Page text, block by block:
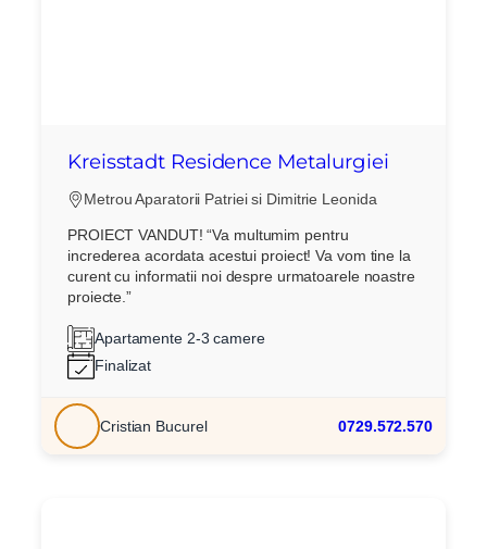
Kreisstadt Residence Metalurgiei
Metrou Aparatorii Patriei si Dimitrie Leonida
PROIECT VANDUT! “Va multumim pentru
increderea acordata acestui proiect! Va vom tine la
curent cu informatii noi despre urmatoarele noastre
proiecte.”
Apartamente 2-3 camere
Finalizat
Cristian Bucurel 0729.572.570